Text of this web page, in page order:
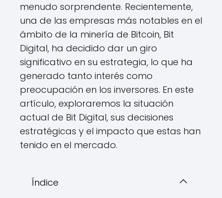
menudo sorprendente. Recientemente,
una de las empresas más notables en el
ámbito de la minería de Bitcoin, Bit
Digital, ha decidido dar un giro
significativo en su estrategia, lo que ha
generado tanto interés como
preocupación en los inversores. En este
artículo, exploraremos la situación
actual de Bit Digital, sus decisiones
estratégicas y el impacto que estas han
tenido en el mercado.
Índice